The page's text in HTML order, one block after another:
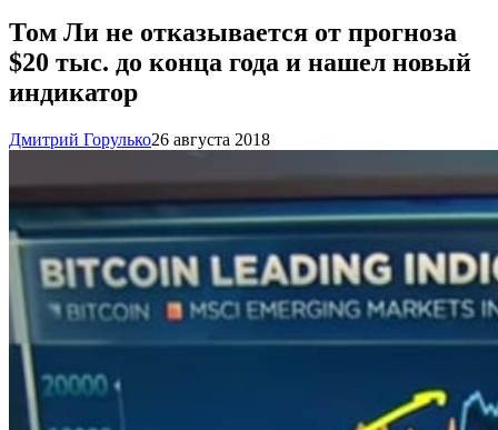
Том Ли не отказывается от прогноза
$20 тыс. до конца года и нашел новый
индикатор
Дмитрий Горулько26 августа 2018